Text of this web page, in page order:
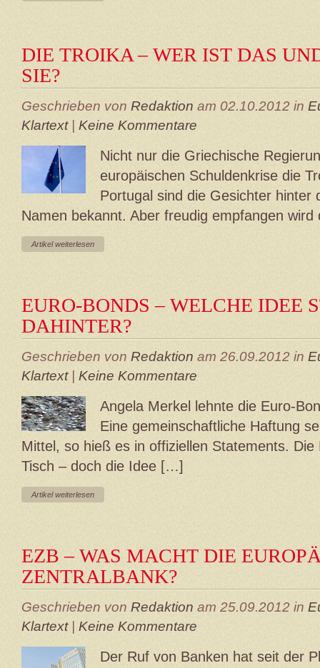
DIE TROIKA – WER IST DAS
SIE?
Geschrieben von Redaktion am 02.10.2012 in
Klartext| Keine Kommentare
Nicht nur die Griechische
europäischen Schuldenkrise die
Portugal sind die Gesichter hinter
Namen bekannt. Aber freudig empfangen
Artikel weiterlesen
EURO-BONDS – WELCHE IDEE
DAHINTER?
Geschrieben von Redaktion am 26.09.2012 in
Klartext| Keine Kommentare
Angela Merkel lehnte die Euro-
Eine gemeinschaftliche Haftung
Mittel, so hieß es in offiziellen Statements.
Tisch – doch die Idee […]
Artikel weiterlesen
EZB – WAS MACHT DIE
ZENTRALBANK?
Geschrieben von Redaktion am 25.09.2012 in
Klartext| Keine Kommentare
Der Ruf von Banken hat seit der